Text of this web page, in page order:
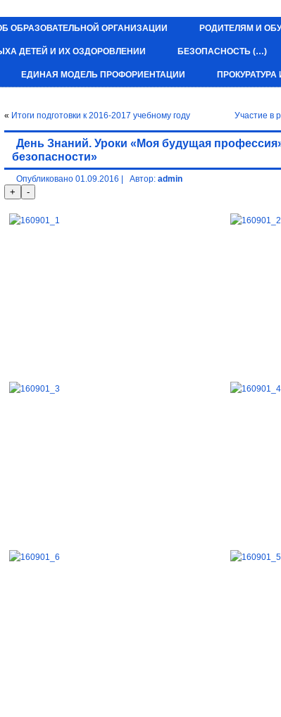
ОБРАЗОВАТЕЛЬНОЙ ОРГАНИЗАЦИИ РОДИТЕЛЯМ И
ДЕТЕЙ И ИХ ОЗДОРОВЛЕНИИ БЕЗОПАСНОСТЬ (…)
ЕДИНАЯ МОДЕЛЬ ПРОФОРИЕНТАЦИИ
« Итоги подготовки к 2016-2017 учебному году Участие в
День Знаний. Уроки «Моя будущая
безопасности»
Опубликовано 01.09.2016 Автор: admin